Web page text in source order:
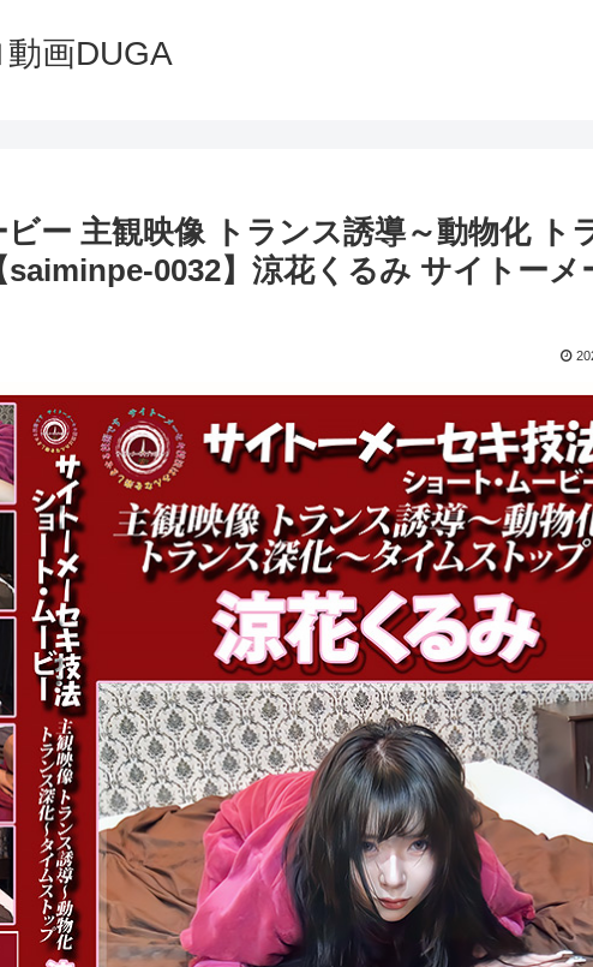
動画DUGA
ー 主観映像 トランス誘導～動物化 ト
0032】涼花くるみ サイトーメ